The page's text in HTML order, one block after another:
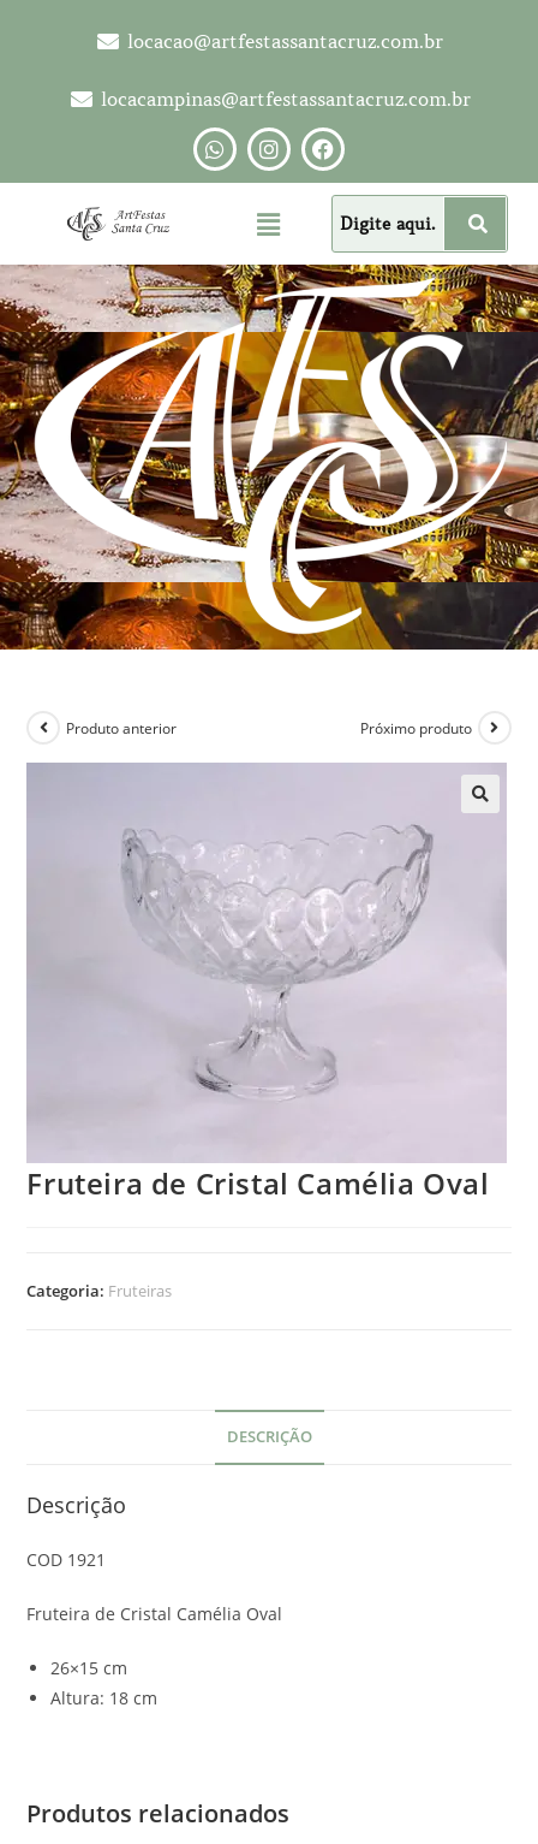
locacao@artfestassantacruz.com.br
locacampinas@artfestassantacruz.com.br
Produto anterior Próximo produto
Fruteira de Cristal Camélia Oval
Categoria: Fruteiras
DESCRIÇÃO
Descrição
COD 1921
Fruteira de Cristal Camélia Oval
26×15 cm
Altura: 18 cm
Produtos relacionados